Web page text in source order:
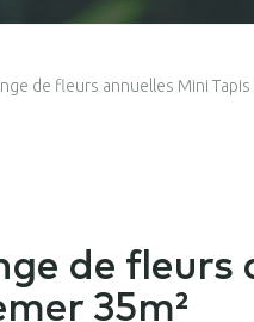
de fleurs annuelles Mini
de fleurs
35m²